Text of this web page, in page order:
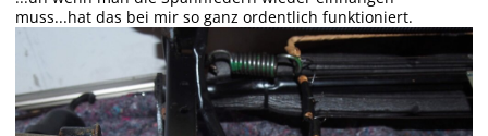
muss...hat das bei mir so ganz ordentlich funktioniert.